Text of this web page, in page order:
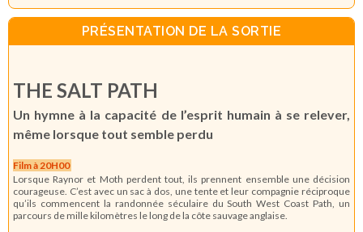
PRÉSENTATION DE LA SORTIE
THE SALT PATH
Un hymne à la capacité de l’esprit humain à se relever,
même lorsque tout semble perdu
Film à 20H00
Lorsque Raynor et Moth perdent tout, ils prennent ensemble une décision
courageuse. C’est avec un sac à dos, une tente et leur compagnie réciproque
qu’ils commencent la randonnée séculaire du South West Coast Path, un
parcours de mille kilomètres le long de la côte sauvage anglaise.